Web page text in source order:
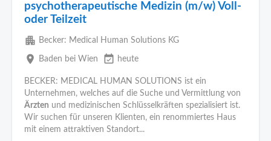
psychotherapeutische Medizin (m/w) Voll-
oder Teilzeit
apartment Becker: Medical Human Solutions KG
place Baden bei Wien event_available heute
BECKER: MEDICAL HUMAN SOLUTIONS ist ein
Unternehmen, welches auf die Suche und Vermittlung von
Ärzten und medizinischen Schlüsselkräften spezialisiert ist.
Wir suchen für unseren Klienten, ein renommiertes Haus
mit einem attraktiven Standort...